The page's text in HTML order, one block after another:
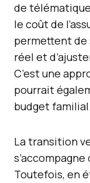
de
le coût de
permettent de
réel et
C’est une
pourrait
budget
La transition
Toutefois, en